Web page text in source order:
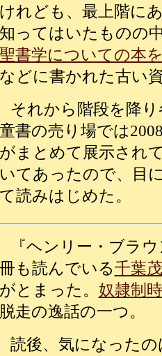
けれども、最上階に
知ってはいたものの
聖書学についての本
などに書かれた古い
それから階段を降
童書の売り場では
がまとめて展示され
いてあったので、目
て読みはじめた。
『ヘンリー・ブラ
冊も読んでいる千葉
がとまった。 奴隷制
脱走の逸話の一つ。
読後、気になった